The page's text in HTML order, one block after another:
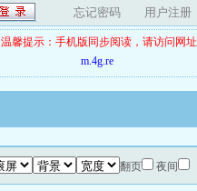
忘记密码 用户注册
温馨提示：手机版同步阅读，请访问网址
m.4g.re
翻页 夜间